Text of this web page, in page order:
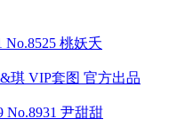
No.8525 桃妖夭
琪 VIP套图 官方出品
No.8931 尹甜甜